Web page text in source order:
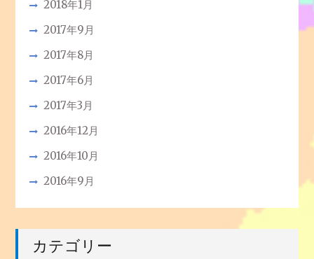
2018年1月
2017年9月
2017年8月
2017年6月
2017年3月
2016年12月
2016年10月
2016年9月
カテゴリー